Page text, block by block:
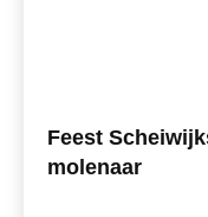
Feest
molenaar